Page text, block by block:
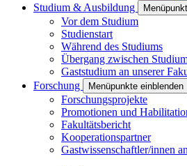
Studium & Ausbildung
Vor dem Studium
Studienstart
Während des Studiums
Übergang zwischen
Gaststudium an unserer
Forschung
Menüpunkte einblenden
Forschungsprojekte
Promotionen und
Fakultätsbericht
Kooperationspartner
Gastwissenschaftler/innen